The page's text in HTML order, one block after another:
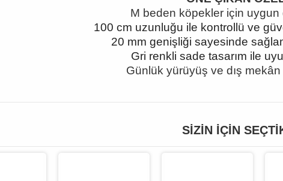
M beden köpekler için uygun
100 cm uzunluğu ile kontrollü ve
20 mm genişliği sayesinde
Gri renkli sade tasarım ile
Günlük yürüyüş ve dış mekân
SIZIN İÇIN